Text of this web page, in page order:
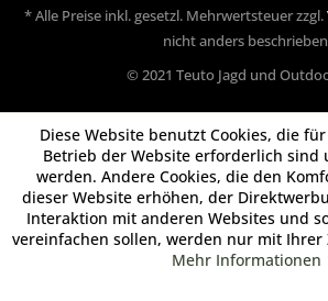
* Alle Preise inkl. gesetzl. Mehrwertsteuer zzgl.
nicht anders
© 2021 Teuto Jagd und
Diese Website benutzt Cookies, die
Betrieb der Website erforderlich sind
werden. Andere Cookies, die den
dieser Website erhöhen, der
Interaktion mit anderen Websites und
vereinfachen sollen, werden nur mit Ihrer
Mehr Informationen